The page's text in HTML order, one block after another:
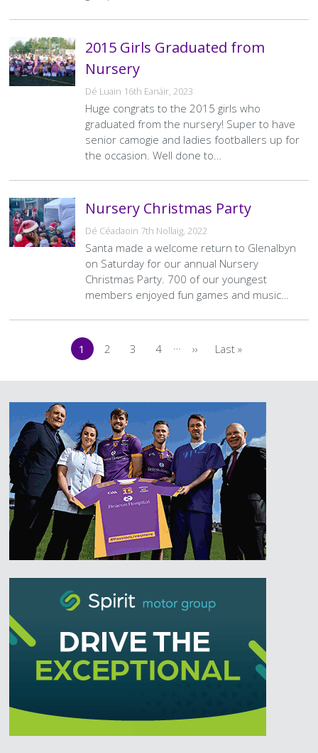
2015 Girls Graduated from
Nursery
Dé Luain 16th Eanáir, 2023
Huge congrats to the 2015 girls who
graduated from the nursery! Super to have
senior camogie and ladies footballers up for
the occasion. Well done to…
Nursery Christmas Party
Dé Céadaoin 7th Nollaig, 2022
Santa made a welcome return to Glenalbyn
on Saturday for our annual Nursery
Christmas Party. 700 of our youngest
members enjoyed fun games and music…
Pagination Current
page
1 Page
2 Page
3 Page
4 …
Next
›› Last
Last »